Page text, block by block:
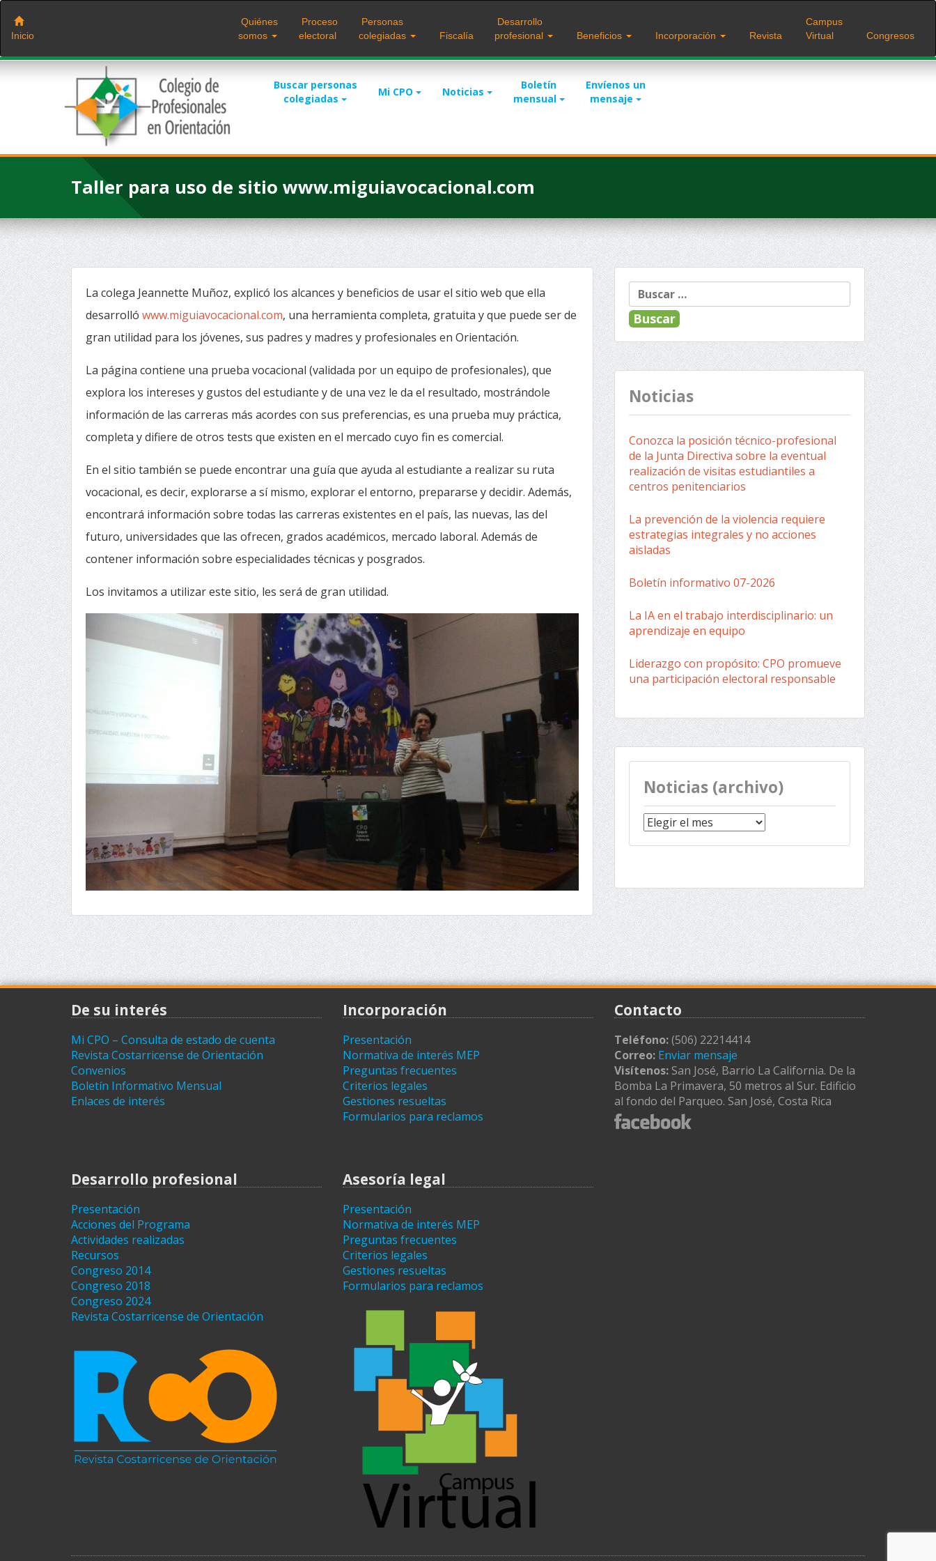
Saltar
contenido
Inicio
Quiénes
somos
Proceso
electoral
Personas
colegiadas
Fiscalía
Desarrollo
profesional
Beneficios Incorporación Revista
Campus
Virtual
Congresos
Buscar personas
colegiadas
Mi CPO Noticias
Boletín
mensual
Envíenos un
mensaje
Taller para uso de sitio www.miguiavocacional.com
La colega Jeannette Muñoz, explicó los alcances y beneficios de usar el sitio web que ella
desarrolló www.miguiavocacional.com, una herramienta completa, gratuita y que puede ser de
gran utilidad para los jóvenes, sus padres y madres y profesionales en Orientación.
La página contiene una prueba vocacional (validada por un equipo de profesionales), que
explora los intereses y gustos del estudiante y de una vez le da el resultado, mostrándole
información de las carreras más acordes con sus preferencias, es una prueba muy práctica,
completa y difiere de otros tests que existen en el mercado cuyo fin es comercial.
En el sitio también se puede encontrar una guía que ayuda al estudiante a realizar su ruta
vocacional, es decir, explorarse a sí mismo, explorar el entorno, prepararse y decidir. Además,
encontrará información sobre todas las carreras existentes en el país, las nuevas, las del
futuro, universidades que las ofrecen, grados académicos, mercado laboral. Además de
contener información sobre especialidades técnicas y posgrados.
Los invitamos a utilizar este sitio, les será de gran utilidad.
Buscar:
Noticias
Conozca la posición técnico-profesional
de la Junta Directiva sobre la eventual
realización de visitas estudiantiles a
centros penitenciarios
La prevención de la violencia requiere
estrategias integrales y no acciones
aisladas
Boletín informativo 07-2026
La IA en el trabajo interdisciplinario: un
aprendizaje en equipo
Liderazgo con propósito: CPO promueve
una participación electoral responsable
Noticias (archivo)
Noticias
(archivo)
De su interés
Mi CPO – Consulta de estado de cuenta
Revista Costarricense de Orientación
Convenios
Boletín Informativo Mensual
Enlaces de interés
Incorporación
Presentación
Normativa de interés MEP
Preguntas frecuentes
Criterios legales
Gestiones resueltas
Formularios para reclamos
Contacto
Teléfono:(506) 22214414
Correo: Enviar mensaje
Visítenos: San José, Barrio La California. De la
Bomba La Primavera, 50 metros al Sur. Edificio
al fondo del Parqueo. San José, Costa Rica
Desarrollo profesional
Presentación
Acciones del Programa
Actividades realizadas
Recursos
Congreso 2014
Congreso 2018
Congreso 2024
Revista Costarricense de Orientación
Asesoría legal
Presentación
Normativa de interés MEP
Preguntas frecuentes
Criterios legales
Gestiones resueltas
Formularios para reclamos